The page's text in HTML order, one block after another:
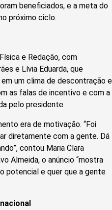
beneficiados, e a meta do
próximo ciclo.
e Redação, com
e Lívia Eduarda, que
um clima de descontração e
as falas de incentivo e com a
pelo presidente.
era de motivação. “Foi
diretamente com a gente. Dá
contou Maria Clara
Almeida, o anúncio “mostra
potencial e quer que a gente